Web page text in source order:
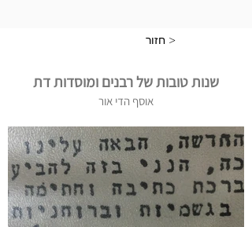
חזור >
שנות טובות של רבנים ומוסדות דת
אוסף הדי אור